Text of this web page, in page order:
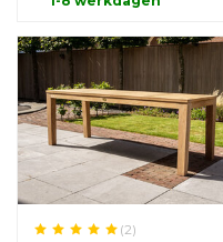
(2)